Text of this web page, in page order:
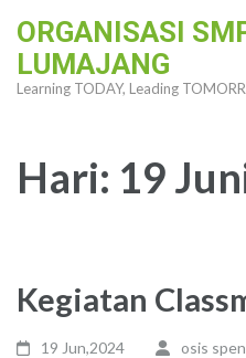
content
ORGANISASI
LUMAJANG
Learning TODAY, Leading
Hari: 19
Kegiatan
19 Jun,2024 osis